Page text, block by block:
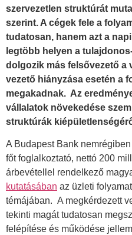
szervezetlen struktúrát
szerint. A cégek fele a
tudatosan, hanem azt a
legtöbb helyen a
dolgozik más felsővezető a
vezető hiányzása esetén a
megakadnak. Az
vállalatok növekedése
struktúrák
A Budapest Bank
főt foglalkoztató, nettó 200
árbevétellel rendelkező
kutatásában az üzleti
témájában. A megkérdezett
tekinti magát tudatosan
felépítése és működése